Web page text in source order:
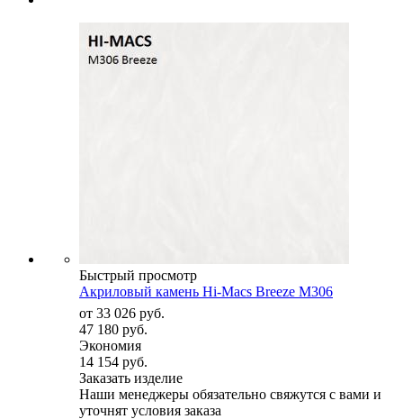
Быстрый просмотр
Акриловый камень Hi-Macs Breeze M306
от 33 026 руб.
47 180 руб.
Экономия
14 154 руб.
Заказать изделие
Наши менеджеры обязательно свяжутся с вами и
уточнят условия заказа